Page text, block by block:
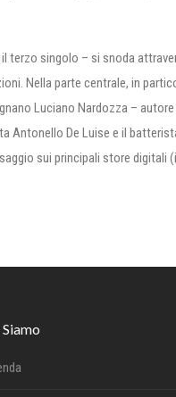
il terzo singolo – si snoda
Nella parte centrale, in
Luciano Nardozza –
Antonello De Luise e il
sui principali store digitali